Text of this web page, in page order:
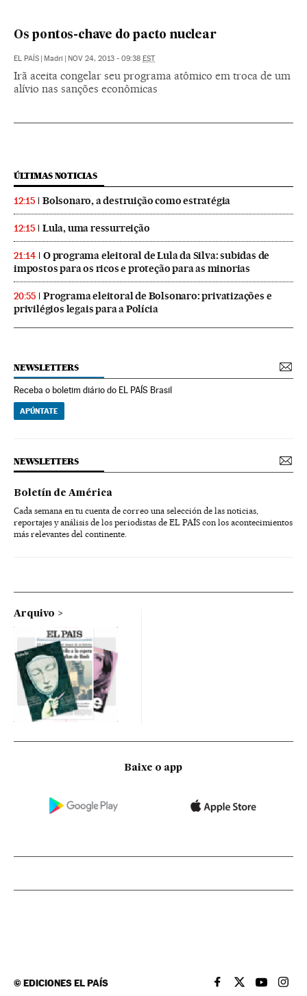
Os pontos-chave do pacto nuclear
EL PAÍS | Madri | NOV 24, 2013 - 09:38 EST
Irã aceita congelar seu programa atômico em troca de um
alívio nas sanções econômicas
ÚLTIMAS NOTICIAS
12:15 Bolsonaro, a destruição como estratégia
12:15 Lula, uma ressurreição
21:14
O programa eleitoral de Lula da Silva: subidas de
impostos para os ricos e proteção para as minorias
20:55
Programa eleitoral de Bolsonaro: privatizações e
privilégios legais para a Polícia
NEWSLETTERS
Receba o boletim diário do EL PAÍS Brasil
APÚNTATE
NEWSLETTERS
Boletín de América
Cada semana en tu cuenta de correo una selección de las noticias,
reportajes y análisis de los periodistas de EL PAÍS con los acontecimientos
más relevantes del continente.
Arquivo
Baixe o app
©EDICIONES EL PAÍS EL PAÍS BRASIL EN
EL PAÍSEL PAÍS
EL